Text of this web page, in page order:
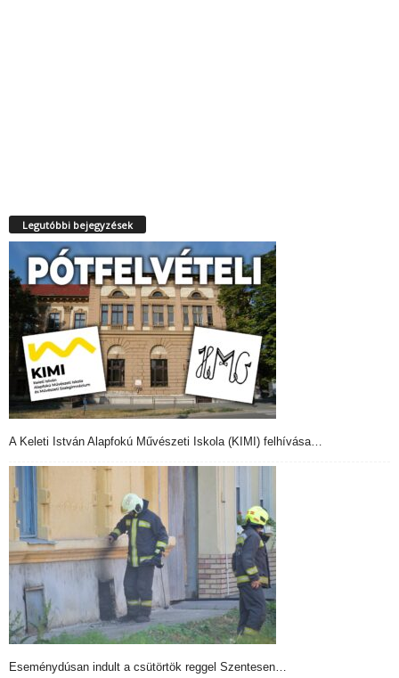
Legutóbbi bejegyzések
A Keleti István Alapfokú Művészeti Iskola (KIMI) felhívása…
Eseménydúsan indult a csütörtök reggel Szentesen…